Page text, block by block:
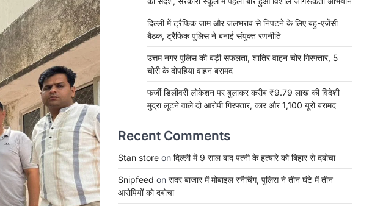
दिल्ली में ट्रैफिक जाम और जलभराव से निपटने के लिए बहु-एजेंसी
बैठक, ट्रैफिक पुलिस ने बनाई संयुक्त रणनीति
उत्तम नगर पुलिस की बड़ी सफलता, शातिर वाहन चोर गिरफ्तार, 5
चोरी के दोपहिया वाहन बरामद
फर्जी डिलीवरी लोकेशन पर बुलाकर करीब ₹9.79 लाख की विदेशी
मुद्रा लूटने वाले दो आरोपी गिरफ्तार, कार और 1,100 यूरो बरामद
Recent Comments
Stan store on दिल्ली में 9 साल बाद पत्नी के हत्यारे को बिहार से दबोचा
Snipfeed on सदर बाजार में मोबाइल स्नैचिंग, पुलिस ने तीन घंटे में तीन
आरोपियों को दबोचा